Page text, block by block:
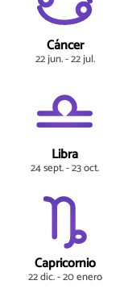
Cáncer
22 jun. - 22 jul.
Libra
24 sept. - 23 oct.
Capricornio
22 dic. - 20 enero